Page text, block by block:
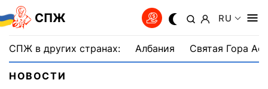
СПЖ RU
СПЖ в других странах: Албания Святая Гора
НОВОСТИ